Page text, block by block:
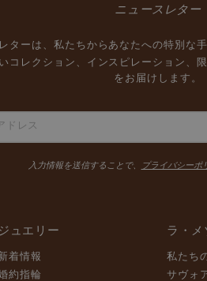
ニュースレター
ターは、私たちからあなたへの特別な手
コレクション、インスピレーション、
をお届けします。
入力情報を送信することで、 プライバシーポ
ジュエリー
着情報
約指輪
ラ・メ
私たち
サヴォ